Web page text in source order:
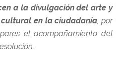
a la divulgación del arte y
en la ciudadanía, por
el acompañamiento del